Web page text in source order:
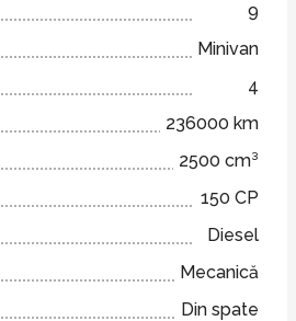
9
Minivan
4
236000 km
2500 cm³
150 CP
Diesel
Mecanică
Din spate